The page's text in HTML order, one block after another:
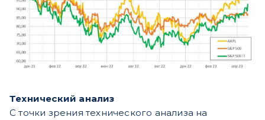
Технический анализ
С точки зрения технического анализа на